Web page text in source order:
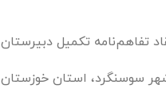
تكميل دبيرستان ١٢ كلاسه دخترانه، طرح شماره ٩٢٧ جامعه ياوری فرهنگی
سوسنگرد، استان خوزستان